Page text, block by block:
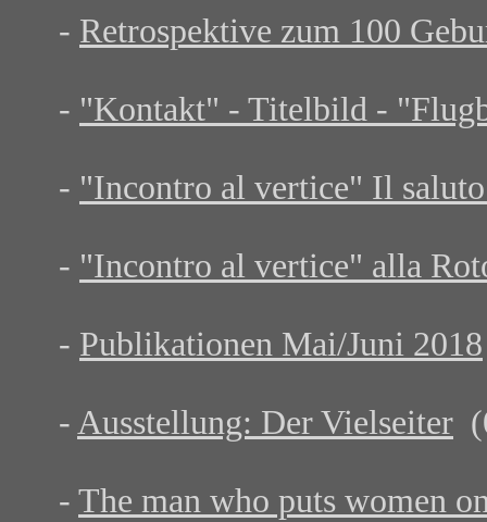
- Retrospektive zum 100
- "Kontakt" - Titelbild -
- "Incontro al vertice" Il
- "Incontro al vertice" alla
- Publikationen Mai/Juni 2018
- Ausstellung: Der Vielseiter
- The man who puts women